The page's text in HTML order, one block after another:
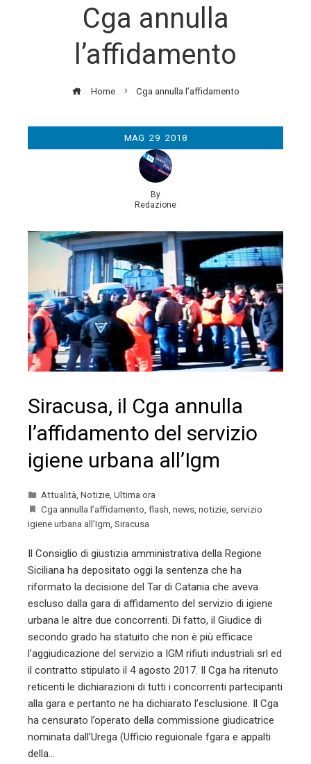
Cga annulla
l’affidamento
Home Cga annulla l’affidamento
MAG 29 2018
By
Redazione
Siracusa, il Cga annulla
l’affidamento del servizio
igiene urbana all’Igm
Attualità, Notizie, Ultima ora
Cga annulla l’affidamento, flash, news, notizie, servizio
igiene urbana all’Igm, Siracusa
Il Consiglio di giustizia amministrativa della Regione
Siciliana ha depositato oggi la sentenza che ha
riformato la decisione del Tar di Catania che aveva
escluso dalla gara di affidamento del servizio di igiene
urbana le altre due concorrenti. Di fatto, il Giudice di
secondo grado ha statuito che non è più efficace
l’aggiudicazione del servizio a IGM rifiuti industriali srl ed
il contratto stipulato il 4 agosto 2017. Il Cga ha ritenuto
reticenti le dichiarazioni di tutti i concorrenti partecipanti
alla gara e pertanto ne ha dichiarato l’esclusione. Il Cga
ha censurato l’operato della commissione giudicatrice
nominata dall’Urega (Ufficio reguionale fgara e appalti
della…